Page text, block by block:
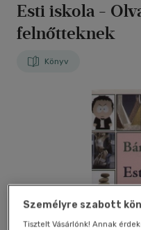
Esti iskola -
felnőtteknek
Könyv
Személyre szabott
Tisztelt Vásárlónk! Annak